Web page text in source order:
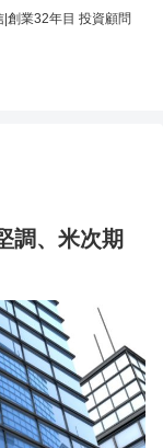
創業32年目 投資顧問
調、米次期